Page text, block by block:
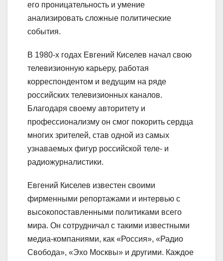
его проницательность и умение
анализировать сложные политические
события.
В 1980-х годах Евгений Киселев начал свою
телевизионную карьеру, работая
корреспондентом и ведущим на ряде
российских телевизионных каналов.
Благодаря своему авторитету и
профессионализму он смог покорить сердца
многих зрителей, став одной из самых
узнаваемых фигур российской теле- и
радиожурналистики.
Евгений Киселев известен своими
фирменными репортажами и интервью с
высокопоставленными политиками всего
мира. Он сотрудничал с такими известными
медиа-компаниями, как «Россия», «Радио
Свобода», «Эхо Москвы» и другими. Каждое